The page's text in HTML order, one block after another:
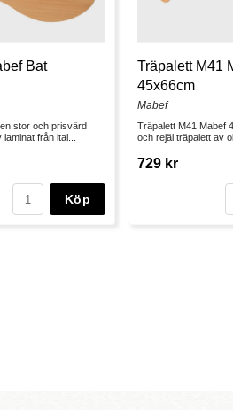
Bat
stor och prisvärd
från ital...
Köp
Träpalett M41
45x66cm
Mabef
Träpalett M41 Mabef
och rejäl träpalett av
729 kr